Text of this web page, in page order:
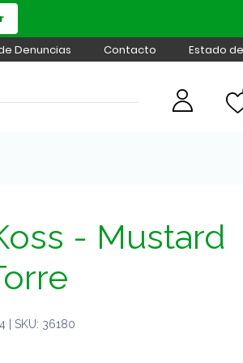
Denuncias Contacto Estado
- Mustard
| SKU: 36180